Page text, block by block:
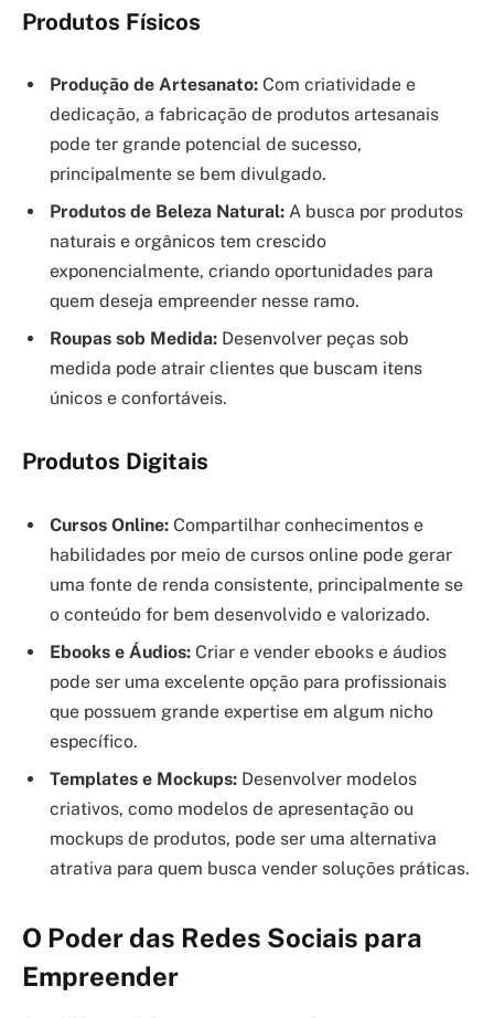
Produtos Físicos
Produção de Artesanato: Com criatividade e
dedicação, a fabricação de produtos artesanais
pode ter grande potencial de sucesso,
principalmente se bem divulgado.
Produtos de Beleza Natural: A busca por produtos
naturais e orgânicos tem crescido
exponencialmente, criando oportunidades para
quem deseja empreender nesse ramo.
Roupas sob Medida: Desenvolver peças sob
medida pode atrair clientes que buscam itens
únicos e confortáveis.
Produtos Digitais
Cursos Online: Compartilhar conhecimentos e
habilidades por meio de cursos online pode gerar
uma fonte de renda consistente, principalmente se
o conteúdo for bem desenvolvido e valorizado.
Ebooks e Áudios: Criar e vender ebooks e áudios
pode ser uma excelente opção para profissionais
que possuem grande expertise em algum nicho
específico.
Templates e Mockups: Desenvolver modelos
criativos, como modelos de apresentação ou
mockups de produtos, pode ser uma alternativa
atrativa para quem busca vender soluções práticas.
O Poder das Redes Sociais para
Empreender